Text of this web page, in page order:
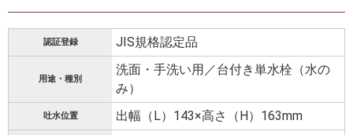
認証登録 JIS規格認定品
用途・種別
洗面・手洗い用／台付き単水栓（水の
み）
吐水位置 出幅（L）143×高さ（H）163mm